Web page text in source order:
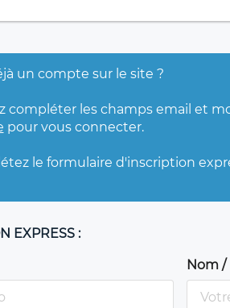
un compte sur le site ?
compléter les champs email et
pour vous connecter.
le formulaire d'inscription
EXPRESS :
Nom